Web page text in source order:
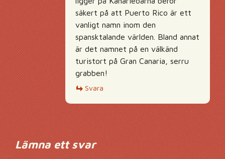
säkert på att Puerto Rico är ett
vanligt namn inom den
spansktalande världen. Bland annat
är det namnet på en välkänd
turistort på Gran Canaria, serru
grabben!
Svara
Lämna ett svar